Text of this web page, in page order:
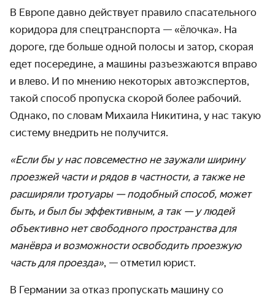
В Европе давно действует правило спасательного
коридора для спецтранспорта — «ёлочка». На
дороге, где больше одной полосы и затор, скорая
едет посередине, а машины разъезжаются вправо
и влево. И по мнению некоторых автоэкспертов,
такой способ пропуска скорой более рабочий.
Однако, по словам Михаила Никитина, у нас такую
систему внедрить не получится.
«Если бы у нас повсеместно не заужали ширину
проезжей части и рядов в частности, а также не
расширяли тротуары — подобный способ, может
быть, и был бы эффективным, а так — у людей
объективно нет свободного пространства для
манёвра и возможности освободить проезжую
часть для проезда», — отметил юрист.
В Германии за отказ пропускать машину со